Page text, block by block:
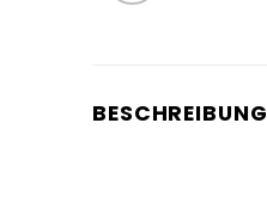
BESCHREIBUNG